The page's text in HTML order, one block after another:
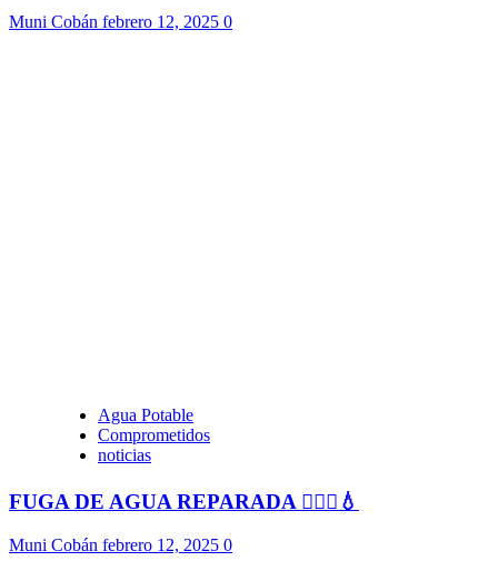
Muni Cobán febrero 12, 2025 0
Agua Potable
Comprometidos
noticias
FUGA DE AGUA REPARADA 👷🏻‍♂️💧
Muni Cobán febrero 12, 2025 0